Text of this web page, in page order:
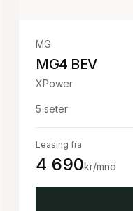
MG
MG4 BEV
XPower
5 seter
Leasing fra
4 690kr/mnd